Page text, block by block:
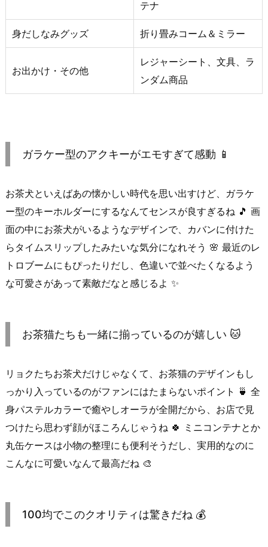
テナ
身だしなみグッズ 折り畳みコーム＆ミラー
お出かけ・その他
レジャーシート、文具、ラ
ンダム商品
ガラケー型のアクキーがエモすぎて感動 📱
お茶犬といえばあの懐かしい時代を思い出すけど、ガラケ
ー型のキーホルダーにするなんてセンスが良すぎるね 🎵 画
面の中にお茶犬がいるようなデザインで、カバンに付けた
らタイムスリップしたみたいな気分になれそう 🌸 最近のレ
トロブームにもぴったりだし、色違いで並べたくなるよう
な可愛さがあって素敵だなと感じるよ ✨
お茶猫たちも一緒に揃っているのが嬉しい 🐱
リョクたちお茶犬だけじゃなくて、お茶猫のデザインもし
っかり入っているのがファンにはたまらないポイント 🍵 全
身パステルカラーで癒やしオーラが全開だから、お店で見
つけたら思わず顔がほころんじゃうね 🍀 ミニコンテナとか
丸缶ケースは小物の整理にも便利そうだし、実用的なのに
こんなに可愛いなんて最高だね 🎨
100均でこのクオリティは驚きだね 💰